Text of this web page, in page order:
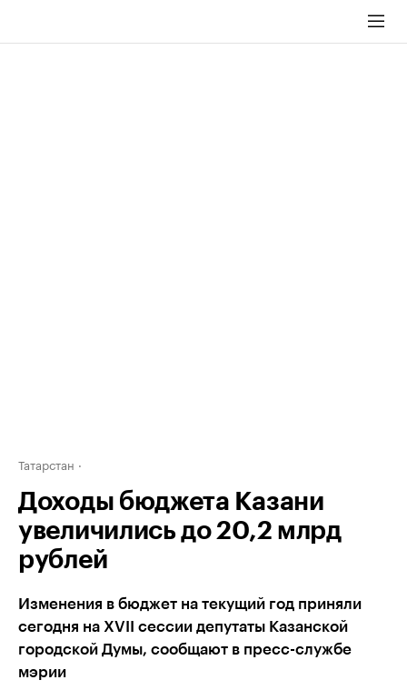
Татарстан
Доходы бюджета Казани
увеличились до 20,2 млрд
рублей
Изменения в бюджет на текущий год приняли
сегодня на XVII сессии депутаты Казанской
городской Думы, сообщают в пресс-службе
мэрии